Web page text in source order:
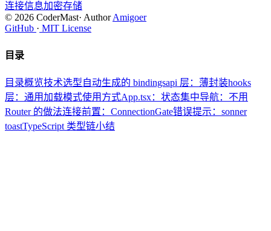
连接信息加密存储
© 2026 CoderMast· AuthorAmigoer
GitHub · MIT License
目录
目录概览技术选型自动生成的 bindingsapi 层：薄封装hooks
层：通用加载模式使用方式App.tsx：状态集中导航：不用
Router 的做法连接前置：ConnectionGate错误提示：sonner
toastTypeScript 类型链小结